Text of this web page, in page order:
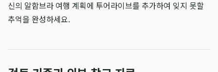
신의 알함브라 여행 계획에 투어라이브를 추가하여 잊지 못할
추억을 완성하세요.